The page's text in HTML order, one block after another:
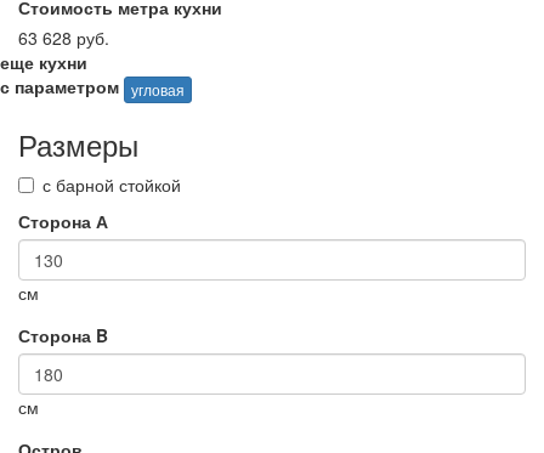
Стоимость метра кухни
63 628 руб.
еще кухни
с параметром угловая
Размеры
с барной стойкой
Сторона А
см
Сторона B
см